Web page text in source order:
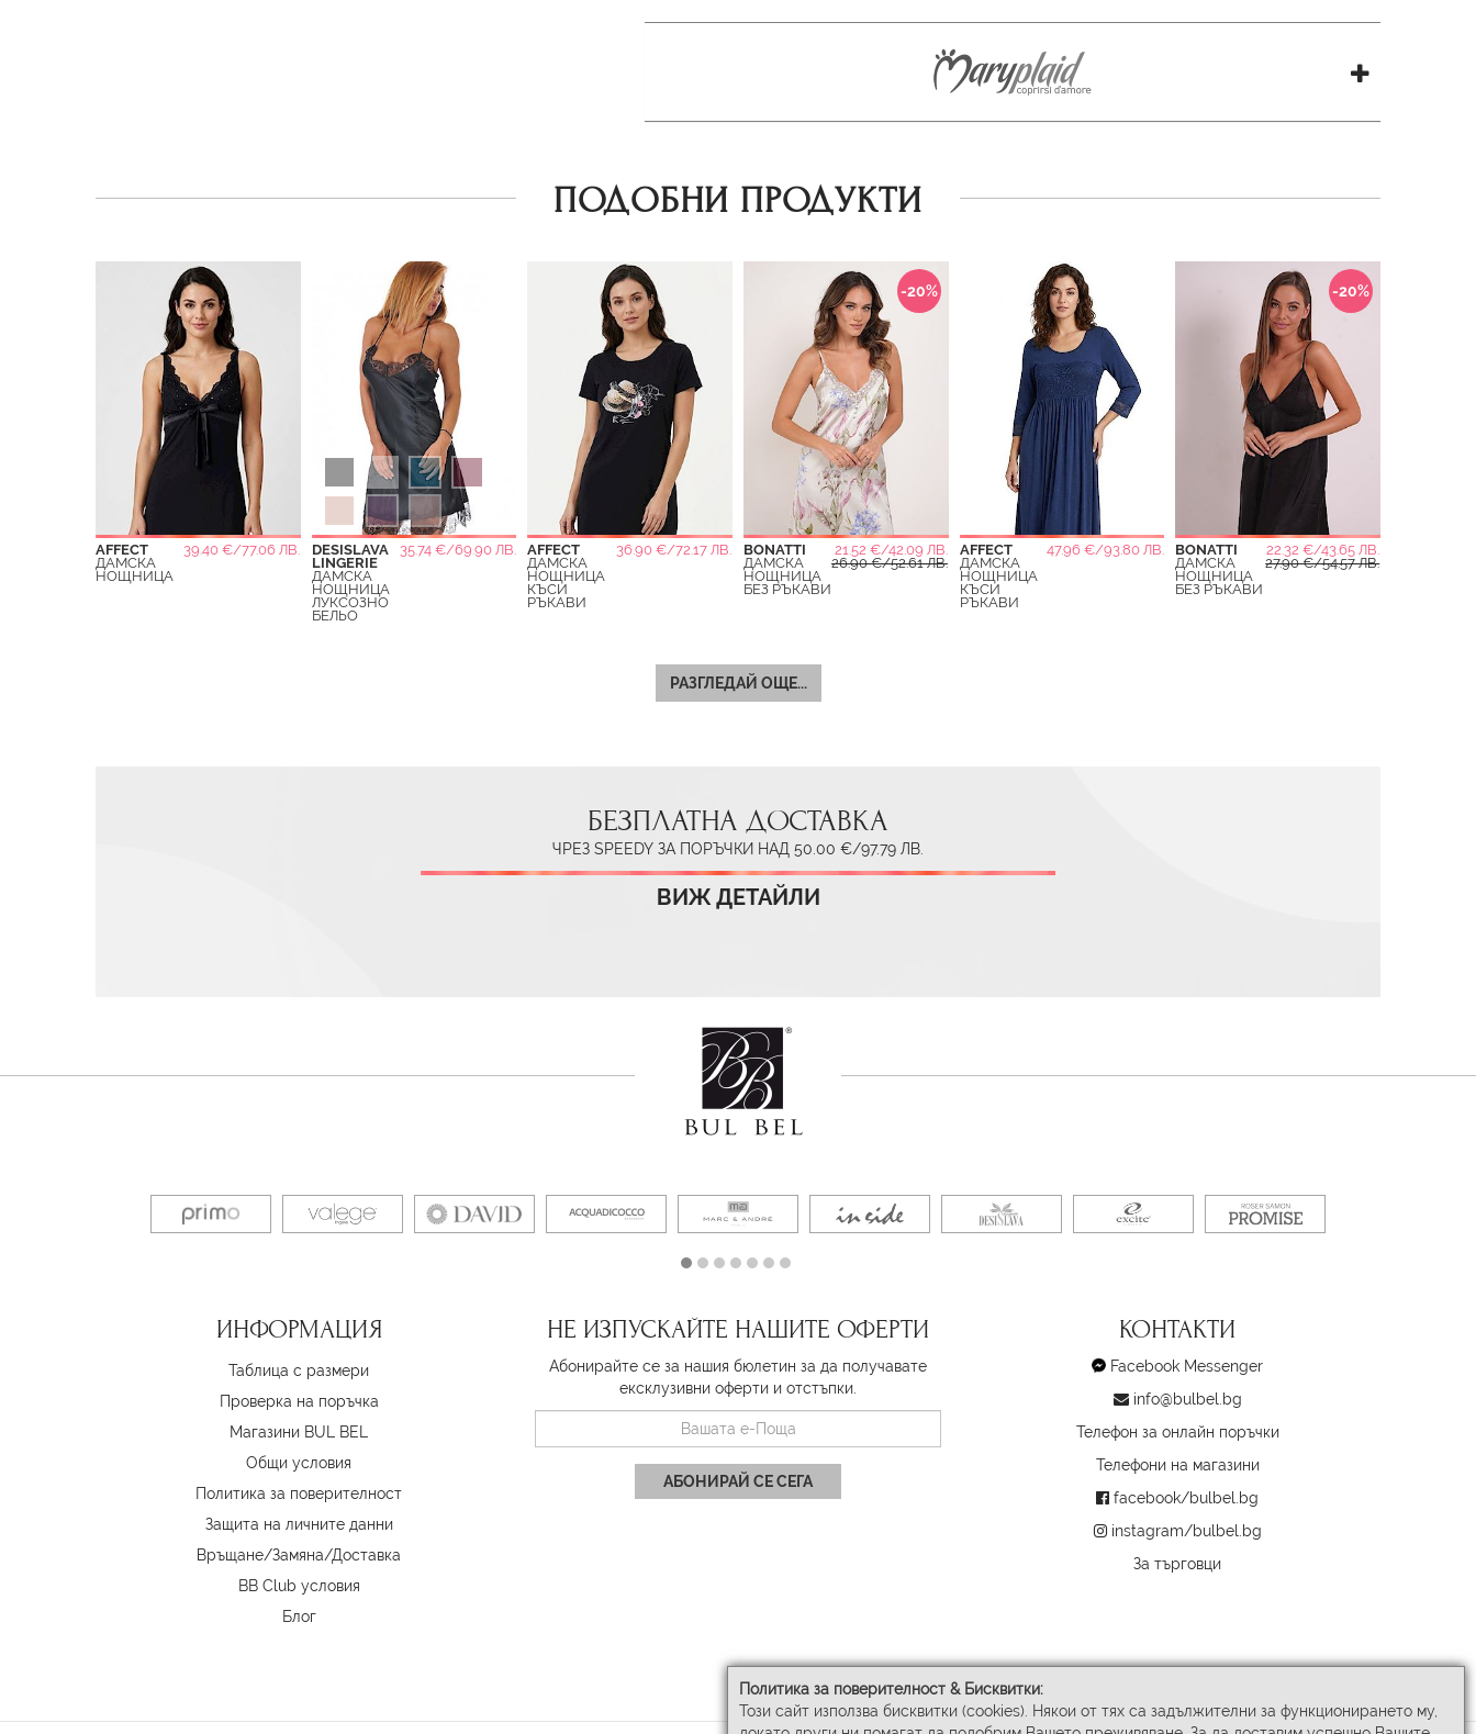
Политика за поверителност & Бисквитки:
Този сайт използва бисквитки (cookies). Някои от тях са задължителни за функционирането му,
ПОДОБНИ ПРОДУКТИ
AFFECT
39.40 €/77.06 ЛВ.
ДАМСКА
НОЩНИЦА
DESISLAVA
LINGERIE
35.74 €/69.90 ЛВ.
ДАМСКА
НОЩНИЦА
ЛУКСОЗНО
БЕЛЬО
AFFECT
36.90 €/72.17 ЛВ.
ДАМСКА
НОЩНИЦА
КЪСИ
РЪКАВИ
-20%
BONATTI
21.52 €/42.09 ЛВ.
ДАМСКА
НОЩНИЦА
БЕЗ РЪКАВИ
26.90 €/52.61 ЛВ.
AFFECT
47.96 €/93.80 ЛВ.
ДАМСКА
НОЩНИЦА
КЪСИ
РЪКАВИ
-20%
BONATTI
22.32 €/43.65 ЛВ.
ДАМСКА
НОЩНИЦА
БЕЗ РЪКАВИ
27.90 €/54.57 ЛВ.
РАЗГЛЕДАЙ ОЩЕ...
БЕЗПЛАТНА ДОСТАВКА
ЧРЕЗ SPEEDY ЗА ПОРЪЧКИ НАД 50.00 €/97.79 ЛВ.
ВИЖ ДЕТАЙЛИ
ИНФОРМАЦИЯ
Таблица с размери
Проверка на поръчка
Магазини BUL BEL
Oбщи условия
Политика за поверителност
Защита на личните данни
Връщане/Замяна/Доставка
BB Club условия
Блог
НЕ ИЗПУСКАЙТЕ НАШИТЕ ОФЕРТИ
Абонирайте се за нашия бюлетин за да получавате
ексклузивни оферти и отстъпки.
АБОНИРАЙ СЕ СЕГА
КОНТАКТИ
Facebook Messenger
info@bulbel.bg
Телефон за онлайн поръчки
Телефони на магазини
facebook/bulbel.bg
instagram/bulbel.bg
За търговци